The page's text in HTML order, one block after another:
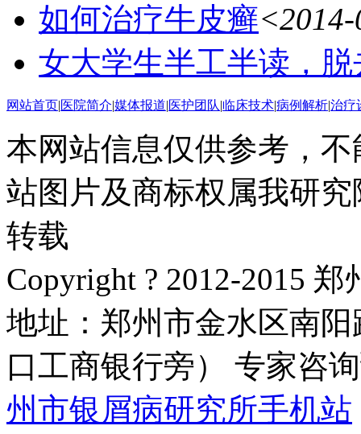
如何治疗牛皮癣
女大学生半工半读，脱
网站首页|医院简介|媒体报道|医护团队|临床技术|病例解析|治疗
本网站信息仅供参考，
站图片及商标权属我研
转载
Copyright ? 2012-2015
地址：郑州市金水区南
口工商银行旁） 专家咨
州市银屑病研究所手机站